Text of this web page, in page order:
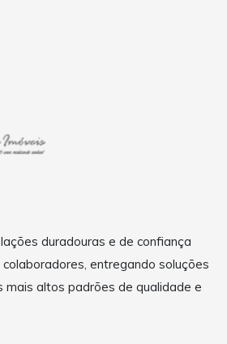
duradouras e de confiança
entregando soluções
mais altos padrões de qualidade e